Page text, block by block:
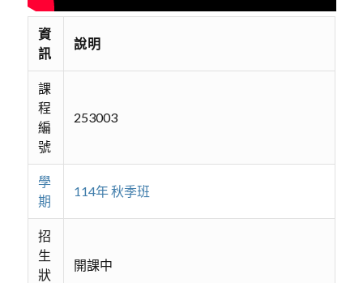
資
訊
說明
課
程
編
號
253003
學
期
114年 秋季班
招
生
狀
開課中